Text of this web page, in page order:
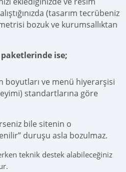
(tasarım tecrübeniz
bozuk ve kurumsallıktan
paketlerinde ise;
boyutları ve menü hiyerarşisi
standartlarına göre
bile sitenin o
duruşu asla bozulmaz.
teknik destek alabileceğiniz